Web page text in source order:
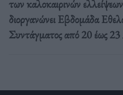
των καλοκαιρινών
διοργανώνει Εβδομάδα
Συντάγματος από 20 έως